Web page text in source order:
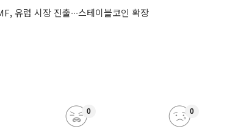
유럽 시장 진출∙∙∙스테이블코인 확장
0 0